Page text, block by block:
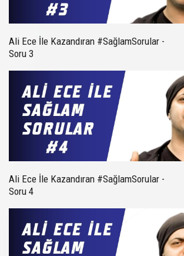
Ali Ece İle Kazandıran #SağlamSorular -
Soru 3
Ali Ece İle Kazandıran #SağlamSorular -
Soru 4